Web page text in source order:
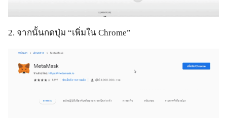
2. จากนั้นกดปุ่ม “เพิ่มใน Chrome”